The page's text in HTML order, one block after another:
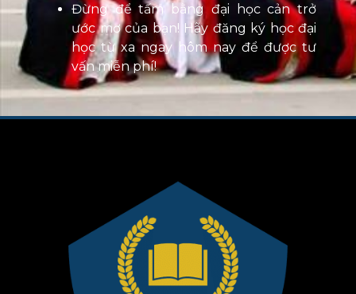
Đừng để tấm bằng đại học cản trở
ước mơ của bạn! Hãy đăng ký học đại
học từ xa ngay hôm nay để được tư
vấn miễn phí!